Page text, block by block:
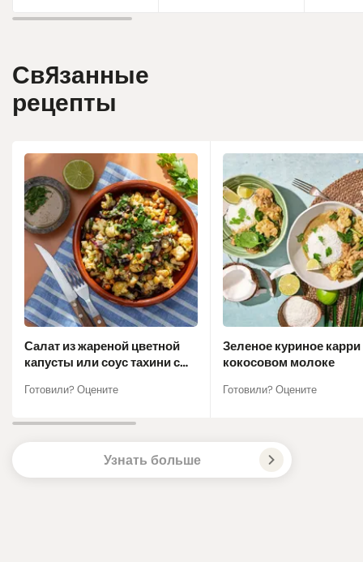
Связанные
рецепты
Салат из жареной цветной
капусты или соус тахини с
Готовили? Оцените
Зеленое куриное карри
кокосовом молоке
Готовили? Оцените
Узнать больше